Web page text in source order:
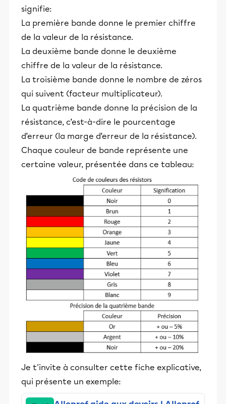
signifie:
La première bande donne le premier chiffre
de la valeur de la résistance.
La deuxième bande donne le deuxième
chiffre de la valeur de la résistance.
La troisième bande donne le nombre de zéros
qui suivent (facteur multiplicateur).
La quatrième bande donne la précision de la
résistance, c’est-à-dire le pourcentage
d’erreur (la marge d’erreur de la résistance).
Chaque couleur de bande représente une
certaine valeur, présentée dans ce tableau:
Je t'invite à consulter cette fiche explicative,
qui présente un exemple: